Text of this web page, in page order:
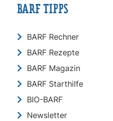
BARF TIPPS
BARF Rechner
BARF Rezepte
BARF Magazin
BARF Starthilfe
BIO-BARF
Newsletter